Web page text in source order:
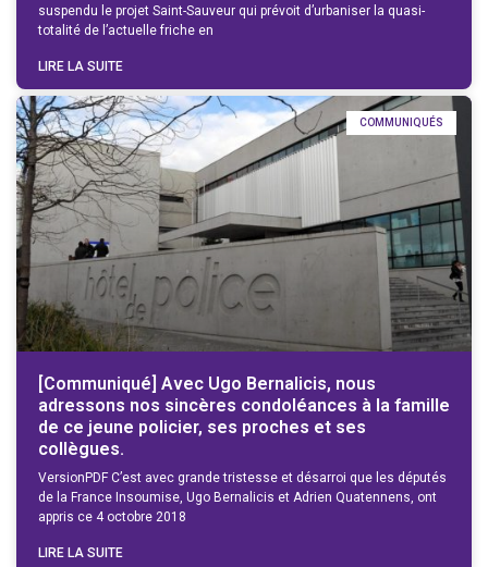
suspendu le projet Saint-Sauveur qui prévoit d’urbaniser la quasi-
totalité de l’actuelle friche en
LIRE LA SUITE
COMMUNIQUÉS
[Communiqué] Avec Ugo Bernalicis, nous
adressons nos sincères condoléances à la famille
de ce jeune policier, ses proches et ses
collègues.
VersionPDF C’est avec grande tristesse et désarroi que les députés
de la France Insoumise, Ugo Bernalicis et Adrien Quatennens, ont
appris ce 4 octobre 2018
LIRE LA SUITE